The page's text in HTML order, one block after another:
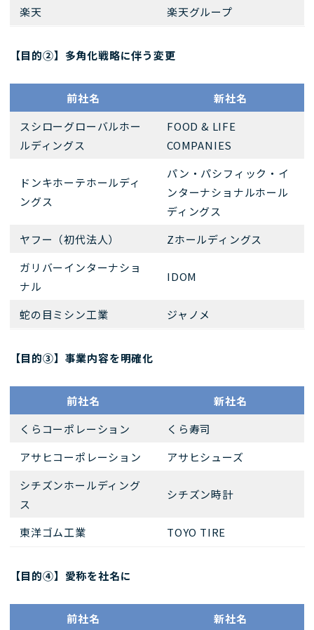
楽天
楽天グループ
【目的②】多角化戦略に伴う変更
前社名
新社名
スシローグローバルホー
ルディングス
FOOD & LIFE
COMPANIES
ドンキホーテホールディ
ングス
パン・パシフィック・イ
ンターナショナルホール
ディングス
ヤフー（初代法人）
Zホールディングス
ガリバーインターナショ
ナル
IDOM
蛇の目ミシン工業 ジャノメ
【目的③】事業内容を明確化
前社名
新社名
くらコーポレーション
くら寿司
アサヒコーポレーション
アサヒシューズ
シチズンホールディング
ス
シチズン時計
東洋ゴム工業 TOYO TIRE
【目的④】愛称を社名に
前社名
新社名